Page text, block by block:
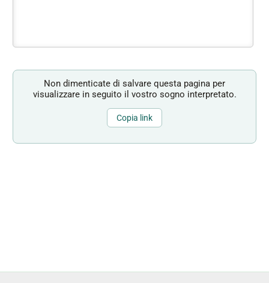
Non dimenticate di salvare questa pagina per
visualizzare in seguito il vostro sogno interpretato.
Copia link